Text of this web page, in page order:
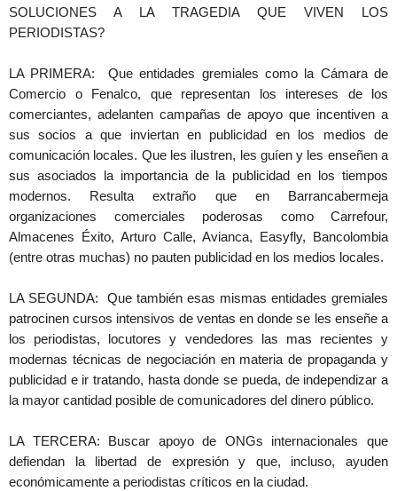
SOLUCIONES A LA TRAGEDIA QUE VIVEN LOS
PERIODISTAS?
LA PRIMERA: Que entidades gremiales como la Cámara de
Comercio o Fenalco, que representan los intereses de los
comerciantes, adelanten campañas de apoyo que incentiven a
sus socios a que inviertan en publicidad en los medios de
comunicación locales. Que les ilustren, les guíen y les enseñen a
sus asociados la importancia de la publicidad en los tiempos
modernos. Resulta extraño que en Barrancabermeja
organizaciones comerciales poderosas como Carrefour,
Almacenes Éxito, Arturo Calle, Avianca, Easyfly, Bancolombia
(entre otras muchas) no pauten publicidad en los medios locales.
LA SEGUNDA: Que también esas mismas entidades gremiales
patrocinen cursos intensivos de ventas en donde se les enseñe a
los periodistas, locutores y vendedores las mas recientes y
modernas técnicas de negociación en materia de propaganda y
publicidad e ir tratando, hasta donde se pueda, de independizar a
la mayor cantidad posible de comunicadores del dinero público.
LA TERCERA: Buscar apoyo de ONGs internacionales que
defiendan la libertad de expresión y que, incluso, ayuden
económicamente a periodistas críticos en la ciudad.